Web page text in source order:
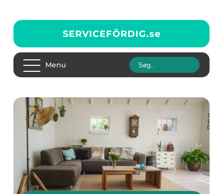
SERVICEFÖRDIG.se
Menu